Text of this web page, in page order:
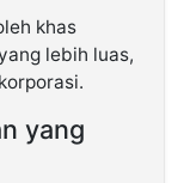
khas
lebih luas,
yang